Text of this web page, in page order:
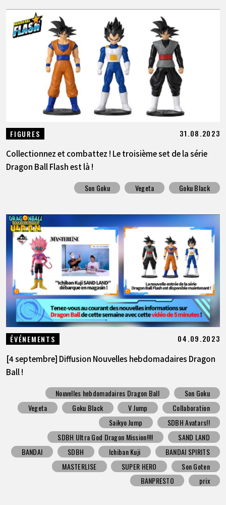
FIGURES 31.08.2023
Collectionnez et combattez ! Le troisième set de la série
Dragon Ball Flash est là !
Son Goku Vegeta Goku Black
ÉVÉNEMENTS 04.09.2023
[4 septembre] Diffusion Nouvelles hebdomadaires Dragon
Ball !
Nouvelles hebdomadaires Dragon Ball
Son Goku
Vegeta
Goku Black V Jump
Collaboration
Saikyo Jump
SDBH Avatars!!
SDBH Ultra God Dragon Mission!!!!
SAND LAND
BANDAI
SDBH Ichiban Kuji
BANDAI SPIRITS
MASTERLISE
SUPER HERO
Son Goten
BANPRESTO
prix